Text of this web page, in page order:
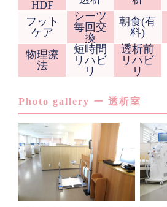
HDF
フット
ケア
シーツ
毎回交
換
朝食(有
料)
物理療
法
短時間
リハビ
リ
透析前
リハビ
リ
Photo gallery ー 透析室